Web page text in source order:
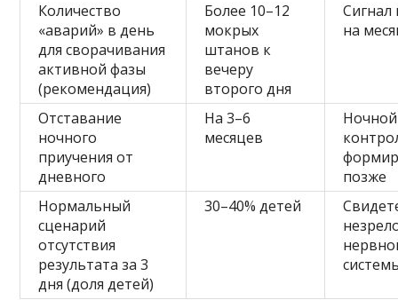
Количество
«аварий» в день
для сворачивания
активной фазы
(рекомендация)
Более 10–12
мокрых
штанов к
вечеру
второго дня
Сигнал
на
Отставание
ночного
приучения от
дневного
На 3–6
месяцев
Ночной
позже
Нормальный
сценарий
отсутствия
результата за 3
дня (доля детей)
30–40% детей